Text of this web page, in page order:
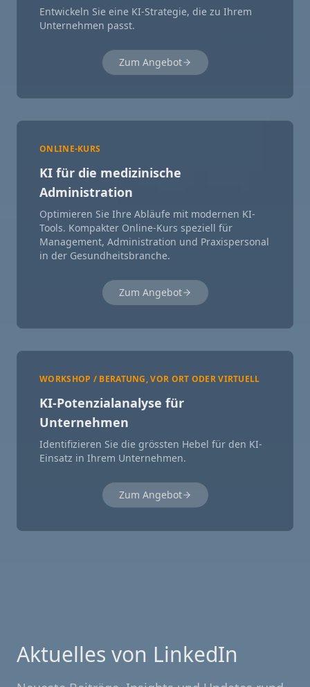
Entwickeln Sie eine KI-Strategie, die zu Ihrem
Unternehmen passt.
Zum Angebot
ONLINE-KURS
KI für die medizinische
Administration
Optimieren Sie Ihre Abläufe mit modernen KI-
Tools. Kompakter Online-Kurs speziell für
Management, Administration und Praxispersonal
in der Gesundheitsbranche.
Zum Angebot
WORKSHOP / BERATUNG, VOR ORT ODER VIRTUELL
KI-Potenzialanalyse für
Unternehmen
Identifizieren Sie die grössten Hebel für den KI-
Einsatz in Ihrem Unternehmen.
Zum Angebot
Aktuelles von LinkedIn